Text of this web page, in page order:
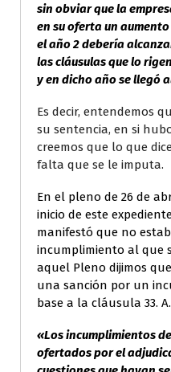
sin obviar que la
en su oferta un
el año 2 debería
las cláusulas que lo
y en dicho año se llegó
Es decir, entendemos
su sentencia, en si
creemos que lo que
falta que se le imputa.
En el pleno de 26 de
inicio de este
manifestó que no
incumplimiento al que
aquel Pleno dijimos
una sanción por un
base a la cláusula 33.
«Los incumplimientos
ofertados por el